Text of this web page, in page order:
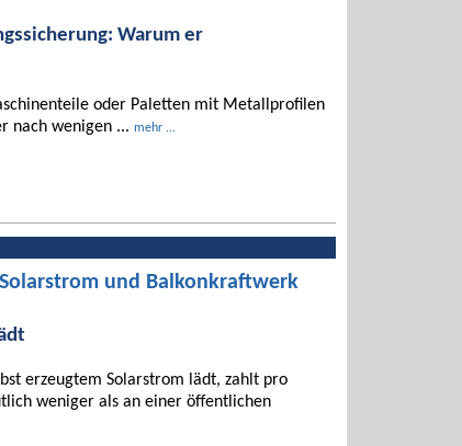
Warum er
oder Paletten mit Metallprofilen
nach wenigen ... mehr ...
und Balkonkraftwerk
erzeugtem Solarstrom lädt, zahlt pro
weniger als an einer öffentlichen